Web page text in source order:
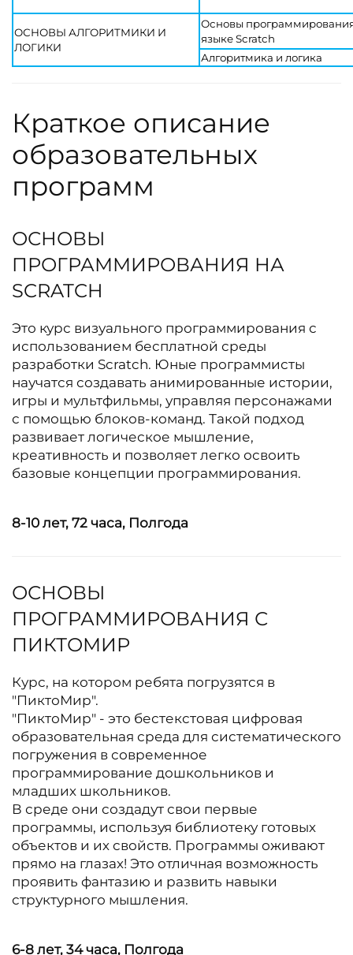
ОСНОВЫ АЛГОРИТМИКИ И
ЛОГИКИ
Основы
языке Scratch
Алгоритмика и логика
Краткое описание
образовательных
программ
ОСНОВЫ
ПРОГРАММИРОВАНИЯ НА
SCRATCH
Это курс визуального программирования с
использованием бесплатной среды
разработки Scratch. Юные программисты
научатся создавать анимированные истории,
игры и мультфильмы, управляя персонажами
с помощью блоков-команд. Такой подход
развивает логическое мышление,
креативность и позволяет легко освоить
базовые концепции программирования.
8-10 лет, 72 часа, Полгода
ОСНОВЫ
ПРОГРАММИРОВАНИЯ С
ПИКТОМИР
Курс, на котором ребята погрузятся в
"ПиктоМир".
"ПиктоМир" - это бестекстовая цифровая
образовательная среда для систематического
погружения в современное
программирование дошкольников и
младших школьников.
В среде они создадут свои первые
программы, используя библиотеку готовых
объектов и их свойств. Программы оживают
прямо на глазах! Это отличная возможность
проявить фантазию и развить навыки
структурного мышления.
6-8 лет, 34 часа, Полгода